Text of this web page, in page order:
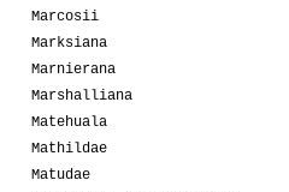
Marcosii
Marksiana
Marnierana
Marshalliana
Matehuala
Mathildae
Matudae